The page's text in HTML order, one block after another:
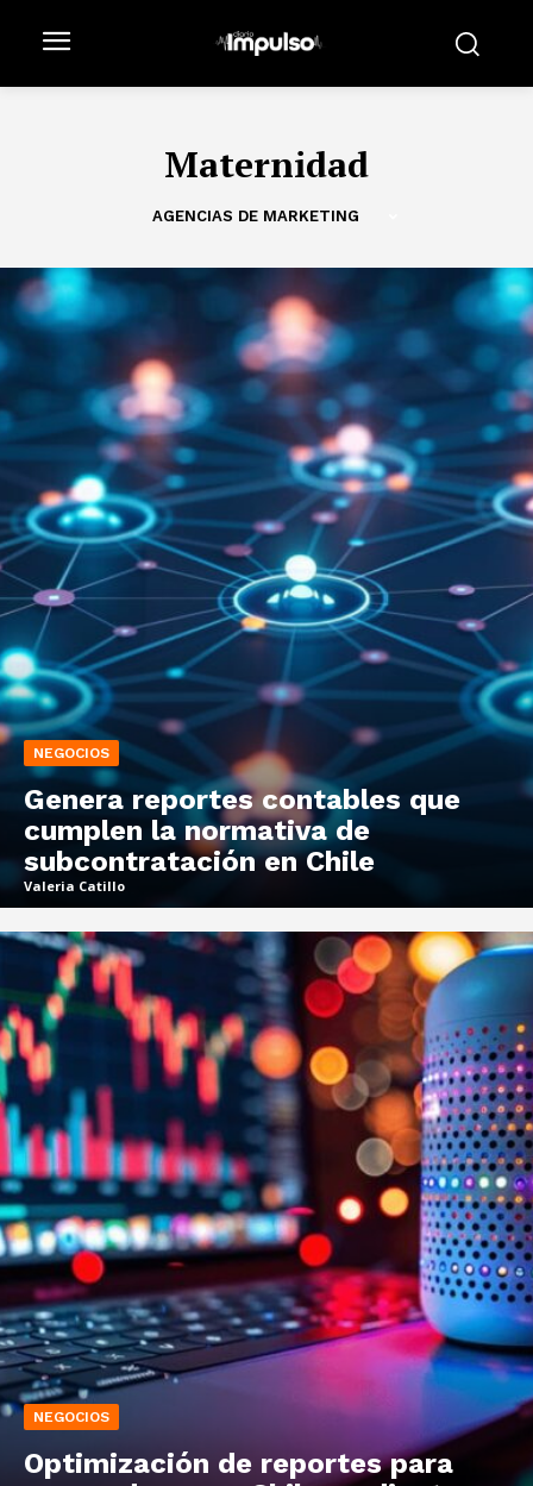
Maternidad
AGENCIAS DE MARKETING
NEGOCIOS
Genera reportes contables que
cumplen la normativa de
subcontratación en Chile
Valeria Catillo
NEGOCIOS
Optimización de reportes para